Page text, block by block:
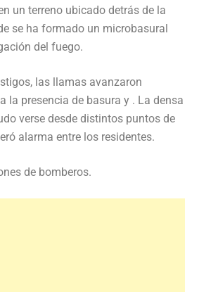
un terreno ubicado detrás de la
se ha formado un microbasural
del fuego.
las llamas avanzaron
la presencia de basura y . La densa
verse desde distintos puntos de
alarma entre los residentes.
de bomberos.